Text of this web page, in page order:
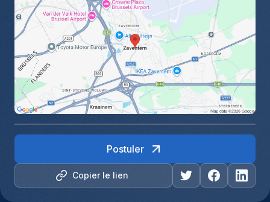
Copier le lien
Postuler